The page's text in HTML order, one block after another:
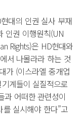
대의 인권 실사 부재
인권 이행원칙(UN
Rights)은 HD현대와
서 나몰라라 하는 것
가 (이스라엘 중개업
계들이 실질적으로
과 어떠한 관련성이
실시해야 한다”고